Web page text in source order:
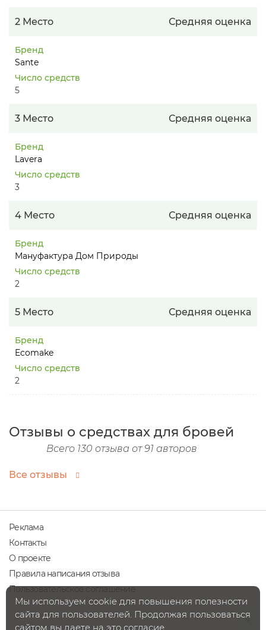
2 Место Средняя оценка
Бренд
Sante
Число средств
5
3 Место Средняя оценка
Бренд
Lavera
Число средств
3
4 Место Средняя оценка
Бренд
Мануфактура Дом Природы
Число средств
2
5 Место Средняя оценка
Бренд
Ecomake
Число средств
2
Отзывы о средствах для бровей
Всего 130 отзыва от 91 авторов
Все отзывы
Реклама
Контакты
О проекте
Правила написания отзыва
Пользовательское соглашение
Мы используем cookie для повышения полезности
сайта для пользователей. Продолжая пользоваться
сайтом вы даете на это согласие.